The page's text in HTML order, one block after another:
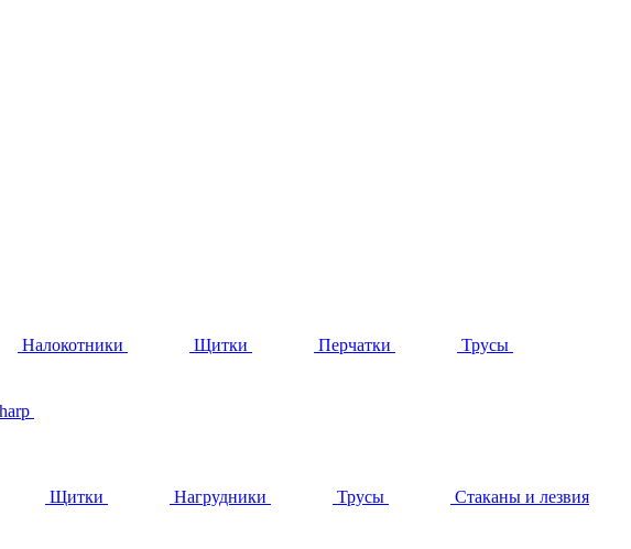
Налокотники Щитки Перчатки Трусы
Щитки Нагрудники Трусы Стаканы и лезвия